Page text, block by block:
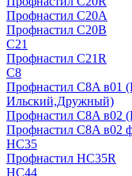
Профнастил С20А
Профнастил С20В
C21
Профнастил С21R
C8
Профнастил С8A в01
Ильский,Дружный)
Профнастил С8A в02
Профнастил С8A в02
HС35
Профнастил HC35R
НС44